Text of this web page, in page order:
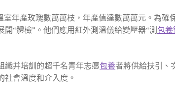
年產玫瑰數萬萬枝，年產值達數萬萬元。為確
“體檢”。他們應用紅外測溫儀給變壓器“測包養
織并培訓的超千名青年志愿包養者將供給扶引、
會溫度和介入度。